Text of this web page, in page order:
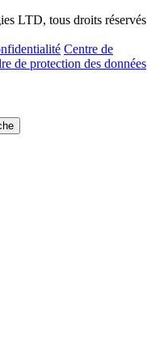
LTD, tous droits réservés
Centre de
de protection des données